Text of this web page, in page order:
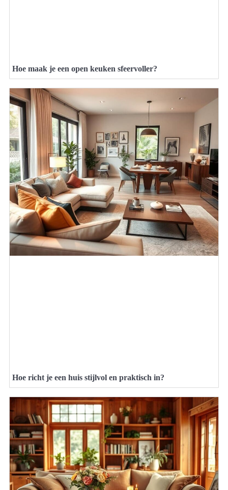
Hoe maak je een open keuken sfeervoller?
Hoe richt je een huis stijlvol en praktisch in?